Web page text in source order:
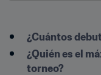
¿Cuántos
¿Quién es el
torneo?